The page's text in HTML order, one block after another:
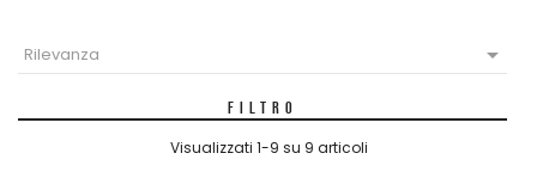
Rilevanza 
FILTRO
Visualizzati 1-9 su 9 articoli